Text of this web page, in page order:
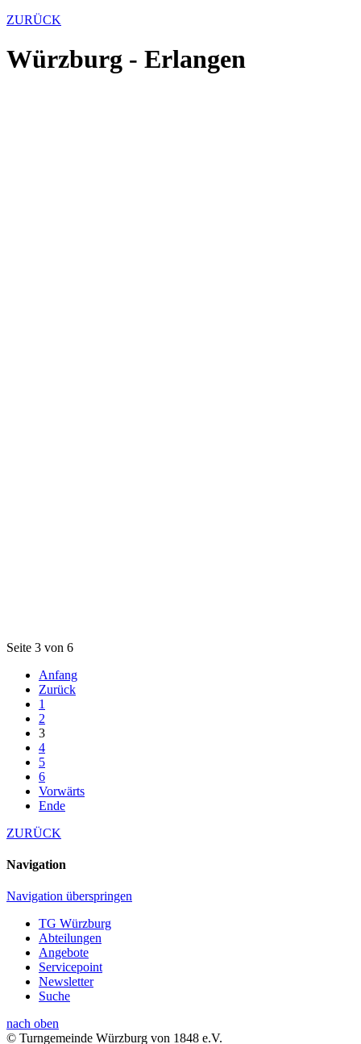
ZURÜCK
Würzburg - Erlangen
Seite 3 von 6
Anfang
Zurück
1
2
3
4
5
6
Vorwärts
Ende
ZURÜCK
Navigation
Navigation überspringen
TG Würzburg
Abteilungen
Angebote
Servicepoint
Newsletter
Suche
nach oben
© Turngemeinde Würzburg von 1848 e.V.